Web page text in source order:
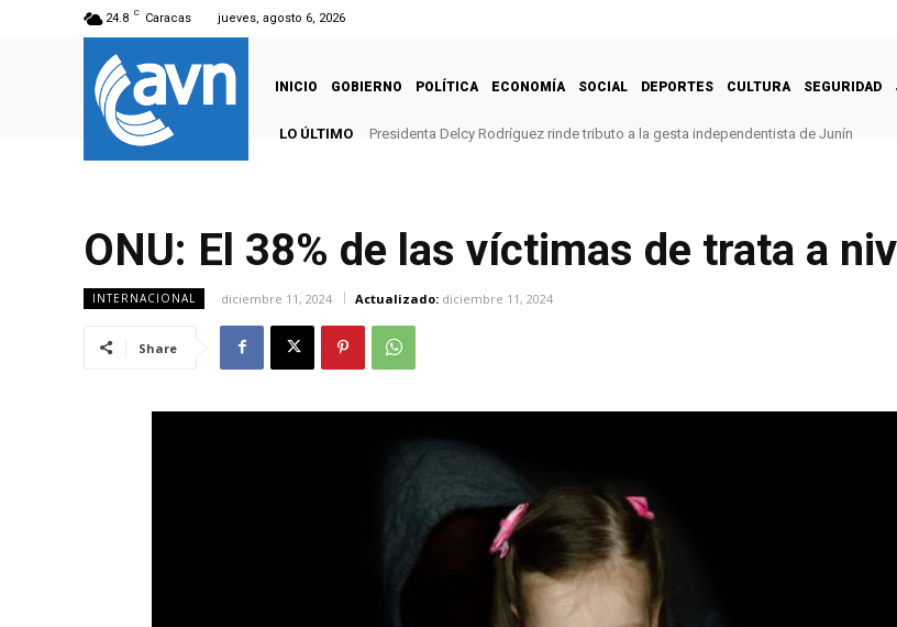
24.8 C Caracas jueves, agosto 6, 2026
INICIO GOBIERNO POLÍTICA ECONOMÍA SOCIAL DEPORTES CULTURA SEGURIDAD
LO ÚLTIMO Presidenta Delcy Rodríguez rinde tributo a la gesta independentista de Junín
ONU: El 38% de las víctimas de trata a
INTERNACIONAL diciembre 11, 2024 Actualizado: diciembre 11, 2024
Share